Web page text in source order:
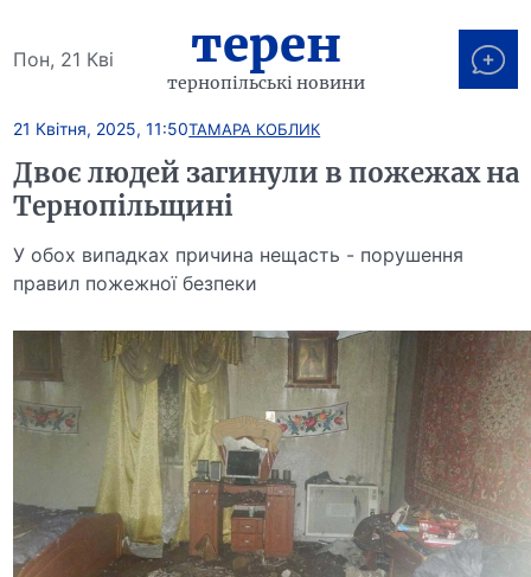
Пон, 21 Кві терен
тернопільські новини
21 Квітня, 2025, 11:50ТАМАРА КОБЛИК
Двоє людей загинули в пожежах на
Тернопільщині
У обох випадках причина нещасть - порушення
правил пожежної безпеки